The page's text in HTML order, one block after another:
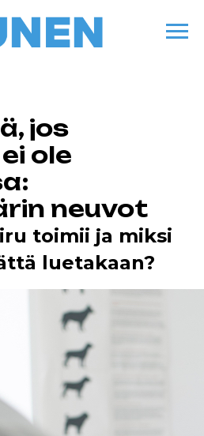
jos
ole
neuvot
toimii ja miksi
luetakaan?